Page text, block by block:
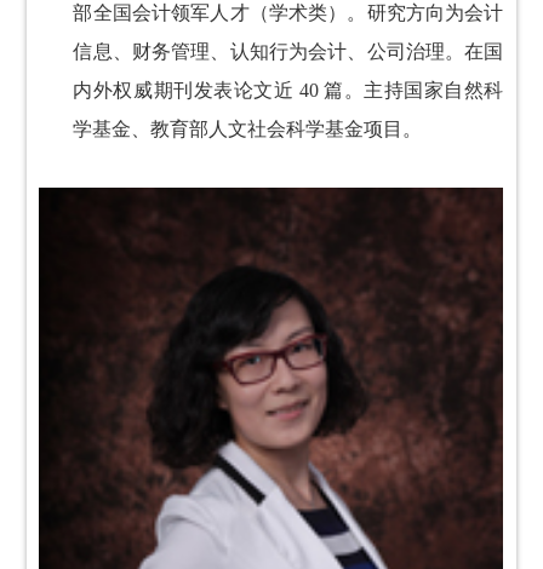
部全国会计领军人才（学术类）。研究方向为会计
信息、财务管理、认知行为会计、公司治理。在国
内外权威期刊发表论文近 40 篇。主持国家自然科
学基金、教育部人文社会科学基金项目。